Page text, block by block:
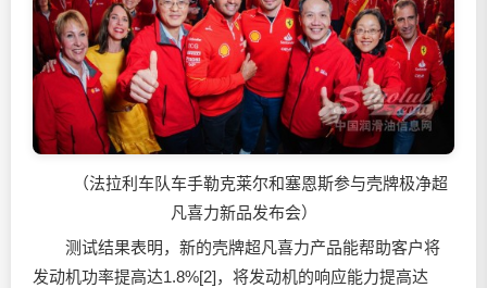
（法拉利车队车手勒克莱尔和塞恩斯参与壳牌极净超
凡喜力新品发布会）
测试结果表明，新的壳牌超凡喜力产品能帮助客户将
发动机功率提高达1.8%[2]，将发动机的响应能力提高达